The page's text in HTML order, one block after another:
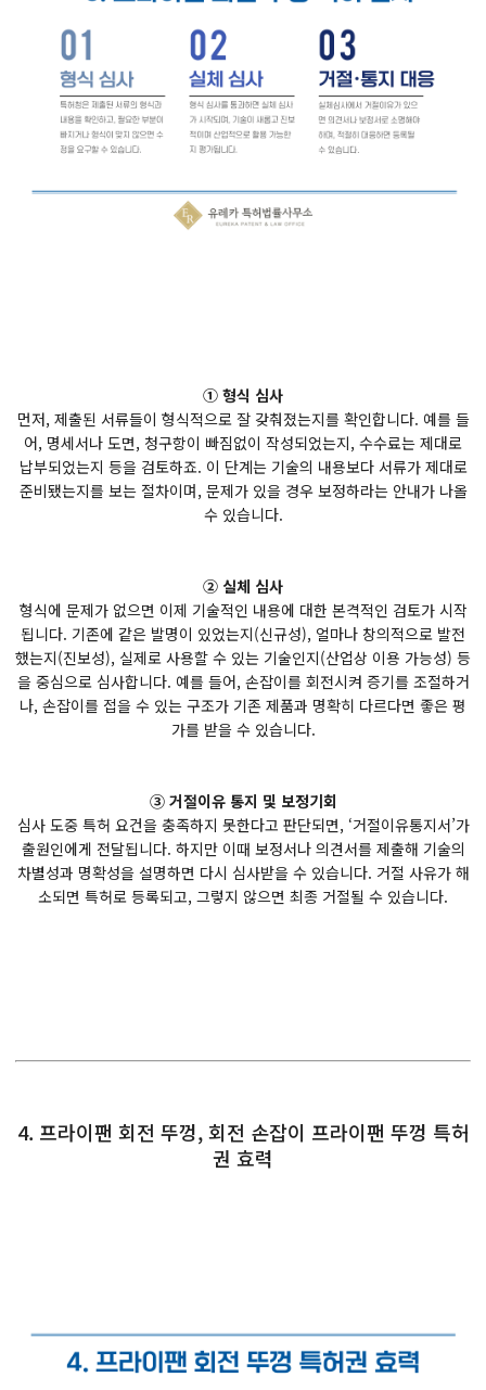
① 형식 심사
먼저, 제출된 서류들이 형식적으로 잘 갖춰졌는지를 확인합니다. 예를 들
어, 명세서나 도면, 청구항이 빠짐없이 작성되었는지, 수수료는 제대로
납부되었는지 등을 검토하죠. 이 단계는 기술의 내용보다 서류가 제대로
준비됐는지를 보는 절차이며, 문제가 있을 경우 보정하라는 안내가 나올
수 있습니다.
② 실체 심사
형식에 문제가 없으면 이제 기술적인 내용에 대한 본격적인 검토가 시작
됩니다. 기존에 같은 발명이 있었는지(신규성), 얼마나 창의적으로 발전
했는지(진보성), 실제로 사용할 수 있는 기술인지(산업상 이용 가능성) 등
을 중심으로 심사합니다. 예를 들어, 손잡이를 회전시켜 증기를 조절하거
나, 손잡이를 접을 수 있는 구조가 기존 제품과 명확히 다르다면 좋은 평
가를 받을 수 있습니다.
③ 거절이유 통지 및 보정기회
심사 도중 특허 요건을 충족하지 못한다고 판단되면, ‘거절이유통지서’가
출원인에게 전달됩니다. 하지만 이때 보정서나 의견서를 제출해 기술의
차별성과 명확성을 설명하면 다시 심사받을 수 있습니다. 거절 사유가 해
소되면 특허로 등록되고, 그렇지 않으면 최종 거절될 수 있습니다.
4. 프라이팬 회전 뚜껑, 회전 손잡이 프라이팬 뚜껑 특허
권 효력